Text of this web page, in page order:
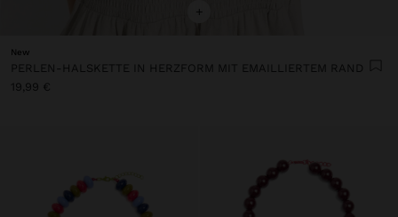
+
New
PERLEN-HALSKETTE IN HERZFORM MIT EMAILLIERTEM RAND
19,99 €